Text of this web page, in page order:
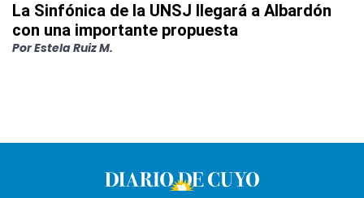
La Sinfónica de la UNSJ llegará a Albardón
con una importante propuesta
PorEstela Ruiz M.